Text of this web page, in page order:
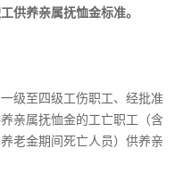
供养亲属抚恤金标准。
级至四级工伤职工、经批准
亲属抚恤金的工亡职工（含
老金期间死亡人员）供养亲